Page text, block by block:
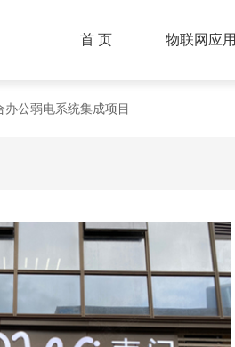
首 页 物联网应用
办公弱电系统集成项目